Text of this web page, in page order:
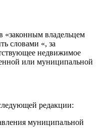
«законным владельцем
словами «, за
недвижимое
или муниципальной
редакции:
муниципальной